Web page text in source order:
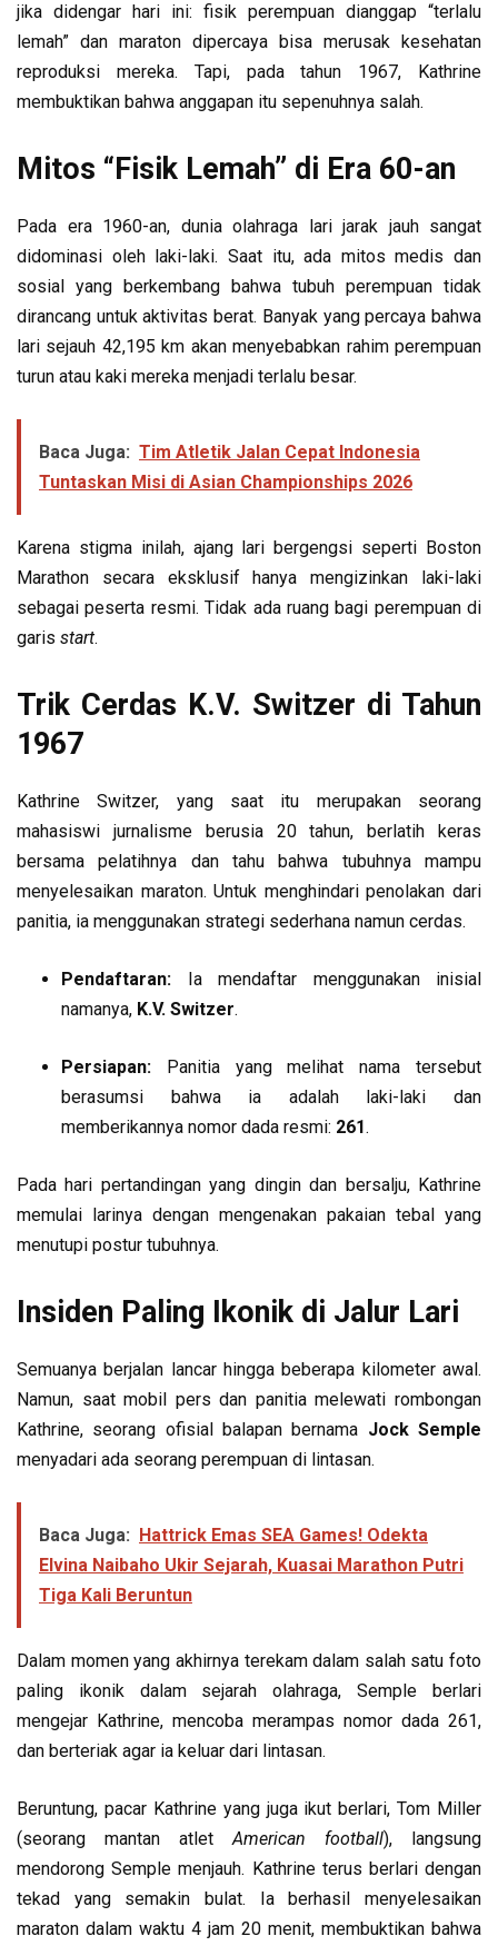
jika didengar hari ini: fisik perempuan dianggap “terlalu
lemah” dan maraton dipercaya bisa merusak kesehatan
reproduksi mereka. Tapi, pada tahun 1967, Kathrine
membuktikan bahwa anggapan itu sepenuhnya salah.
Mitos “Fisik Lemah” di Era 60-an
Pada era 1960-an, dunia olahraga lari jarak jauh sangat
didominasi oleh laki-laki. Saat itu, ada mitos medis dan
sosial yang berkembang bahwa tubuh perempuan tidak
dirancang untuk aktivitas berat. Banyak yang percaya bahwa
lari sejauh 42,195 km akan menyebabkan rahim perempuan
turun atau kaki mereka menjadi terlalu besar.
Baca Juga: Tim Atletik Jalan Cepat Indonesia
Tuntaskan Misi di Asian Championships 2026
Karena stigma inilah, ajang lari bergengsi seperti Boston
Marathon secara eksklusif hanya mengizinkan laki-laki
sebagai peserta resmi. Tidak ada ruang bagi perempuan di
garis start.
Trik Cerdas K.V. Switzer di Tahun
1967
Kathrine Switzer, yang saat itu merupakan seorang
mahasiswi jurnalisme berusia 20 tahun, berlatih keras
bersama pelatihnya dan tahu bahwa tubuhnya mampu
menyelesaikan maraton. Untuk menghindari penolakan dari
panitia, ia menggunakan strategi sederhana namun cerdas.
Pendaftaran: Ia mendaftar menggunakan inisial
namanya, K.V. Switzer.
Persiapan: Panitia yang melihat nama tersebut
berasumsi bahwa ia adalah laki-laki dan
memberikannya nomor dada resmi: 261.
Pada hari pertandingan yang dingin dan bersalju, Kathrine
memulai larinya dengan mengenakan pakaian tebal yang
menutupi postur tubuhnya.
Insiden Paling Ikonik di Jalur Lari
Semuanya berjalan lancar hingga beberapa kilometer awal.
Namun, saat mobil pers dan panitia melewati rombongan
Kathrine, seorang ofisial balapan bernama Jock Semple
menyadari ada seorang perempuan di lintasan.
Baca Juga: Hattrick Emas SEA Games! Odekta
Elvina Naibaho Ukir Sejarah, Kuasai Marathon Putri
Tiga Kali Beruntun
Dalam momen yang akhirnya terekam dalam salah satu foto
paling ikonik dalam sejarah olahraga, Semple berlari
mengejar Kathrine, mencoba merampas nomor dada 261,
dan berteriak agar ia keluar dari lintasan.
Beruntung, pacar Kathrine yang juga ikut berlari, Tom Miller
(seorang mantan atletAmerican football), langsung
mendorong Semple menjauh. Kathrine terus berlari dengan
tekad yang semakin bulat. Ia berhasil menyelesaikan
maraton dalam waktu 4 jam 20 menit, membuktikan bahwa